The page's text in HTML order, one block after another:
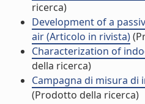
ricerca)
Development of a
air (Articolo in rivista)
Characterization of
della ricerca)
Campagna di misura di
(Prodotto della ricerca)